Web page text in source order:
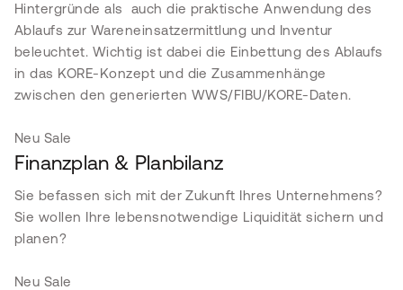
Hintergründe als auch die praktische Anwendung des
Ablaufs zur Wareneinsatzermittlung und Inventur
beleuchtet. Wichtig ist dabei die Einbettung des Ablaufs
in das KORE-Konzept und die Zusammenhänge
zwischen den generierten WWS/FIBU/KORE-Daten.
Neu Sale
Finanzplan & Planbilanz
Sie befassen sich mit der Zukunft Ihres Unternehmens?
Sie wollen Ihre lebensnotwendige Liquidität sichern und
planen?
Neu Sale